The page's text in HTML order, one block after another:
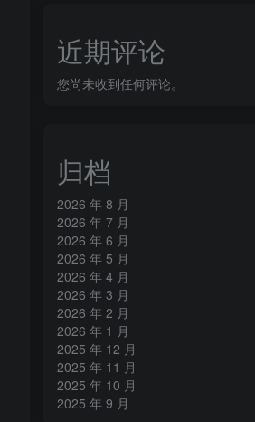
近期评论
您尚未收到任何评论。
归档
2026 年 8 月
2026 年 7 月
2026 年 6 月
2026 年 5 月
2026 年 4 月
2026 年 3 月
2026 年 2 月
2026 年 1 月
2025 年 12 月
2025 年 11 月
2025 年 10 月
2025 年 9 月